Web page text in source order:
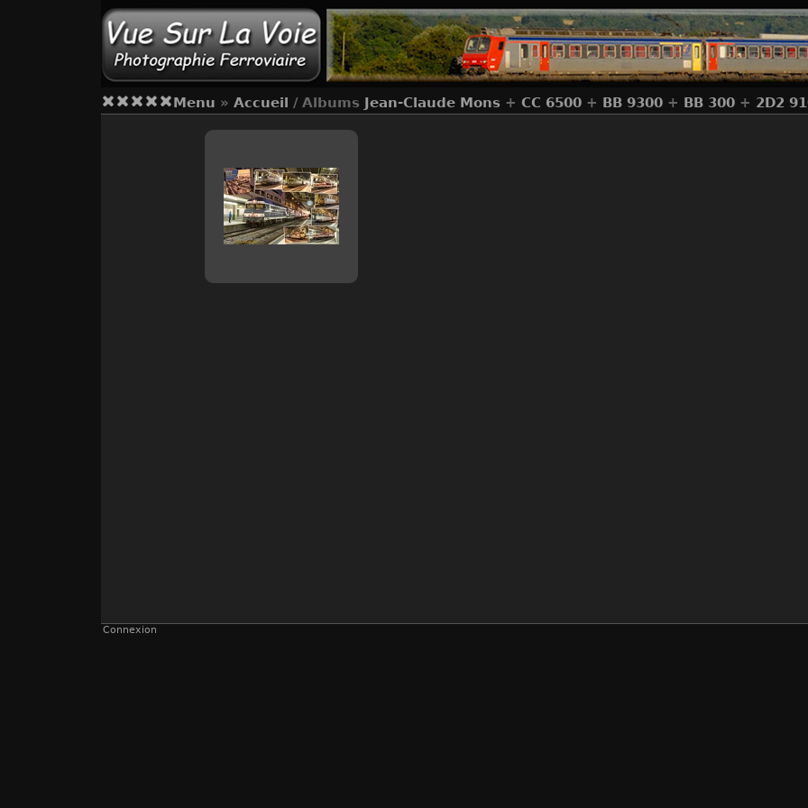
Menu » Accueil / Albums Jean-Claude Mons + CC 6500 + BB 9300 + BB 300 + 2D2
Connexion